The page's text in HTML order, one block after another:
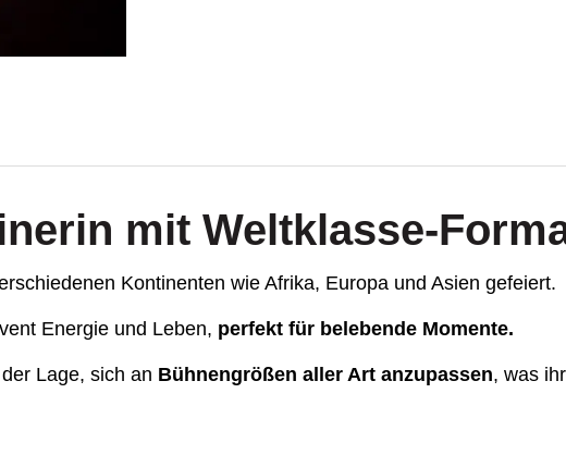
mit Weltklasse-
Kontinenten wie Afrika, Europa und Asien gefeiert.
Energie und Leben, perfekt für belebende Momente.
Lage, sich an Bühnengrößen aller Art anzupassen, was